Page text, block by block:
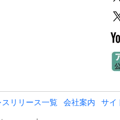
スリリース一覧 会社案内 サイ